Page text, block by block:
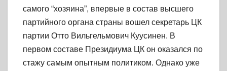
самого “хозяина”, впервые в состав высшего
партийного органа страны вошел секретарь ЦК
партии Отто Вильгельмович Куусинен. В
первом составе Президиума ЦК он оказался по
стажу самым опытным политиком. Однако уже